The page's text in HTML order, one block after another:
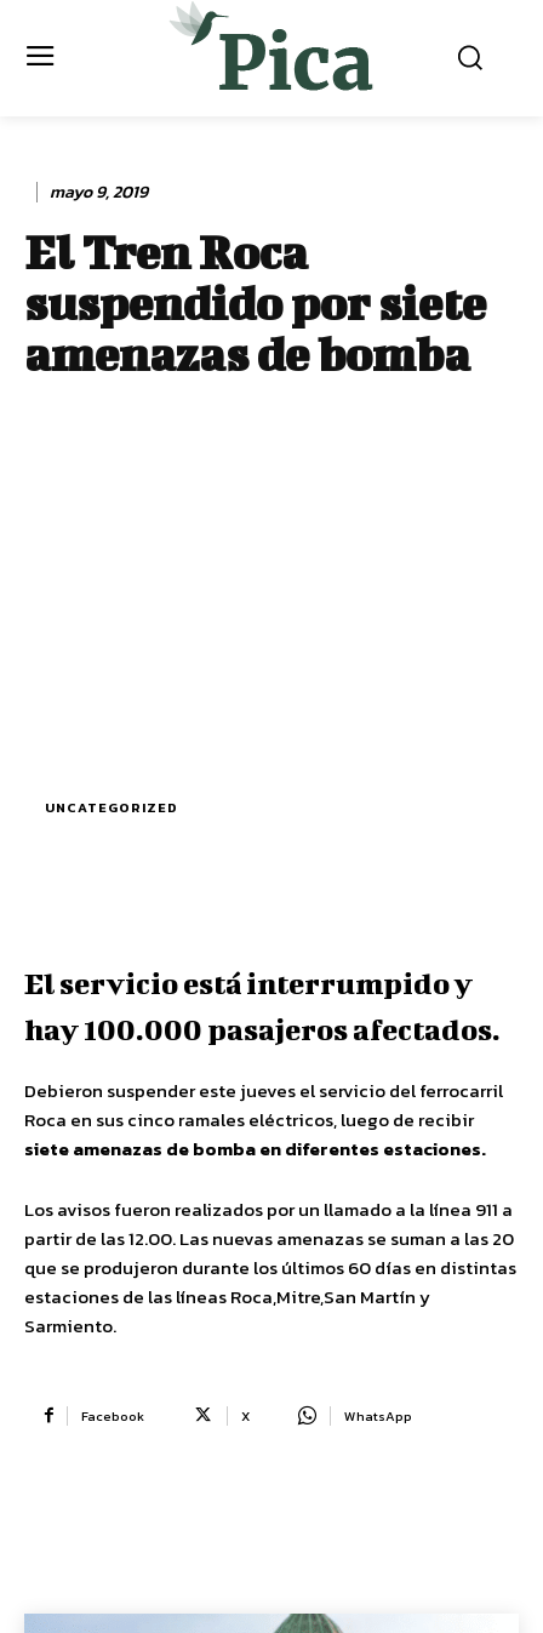
mayo 9, 2019
El Tren Roca
suspendido por siete
amenazas de bomba
UNCATEGORIZED
El servicio está interrumpido y
hay 100.000 pasajeros afectados.
Debieron suspender este jueves el servicio del ferrocarril
Roca en sus cinco ramales eléctricos, luego de recibir
siete amenazas de bomba en diferentes estaciones.
Los avisos fueron realizados por un llamado a la línea 911 a
partir de las 12.00. Las nuevas amenazas se suman a las 20
que se produjeron durante los últimos 60 días en distintas
estaciones de las líneas Roca,Mitre,San Martín y
Sarmiento.
Facebook X WhatsApp